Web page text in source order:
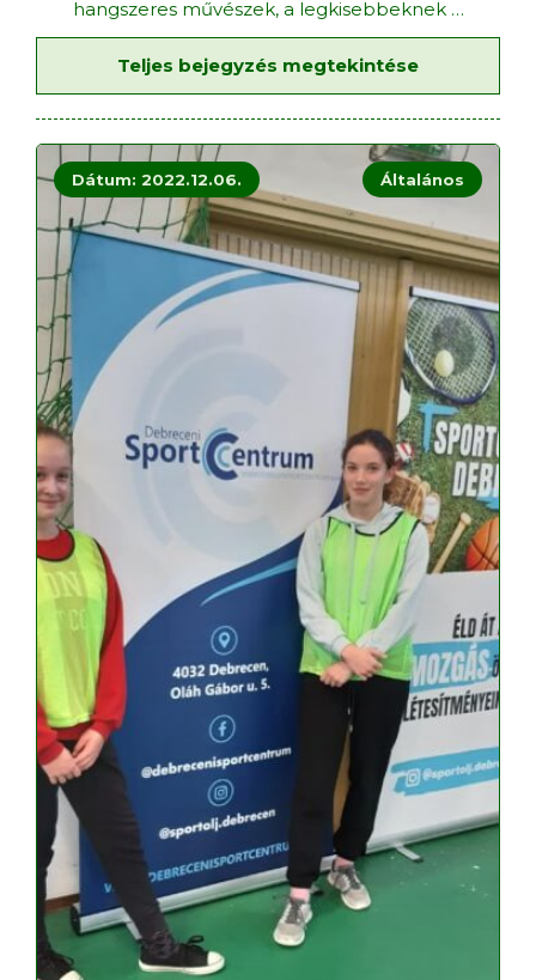
hangszeres művészek, a legkisebbeknek …
Teljes bejegyzés megtekintése
Dátum: 2022.12.06. Általános